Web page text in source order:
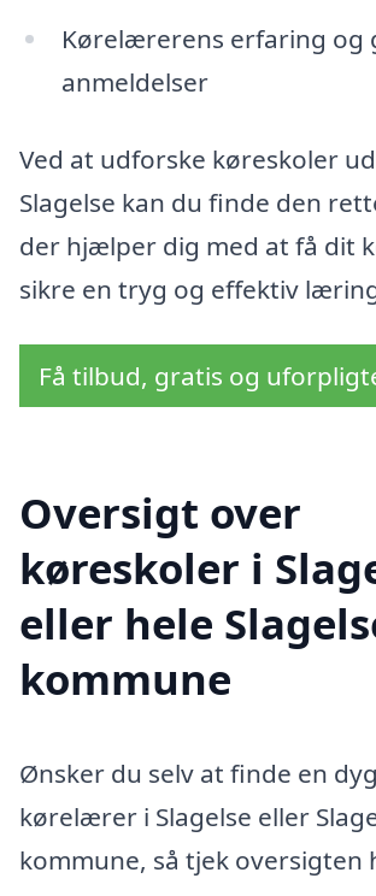
Kørelærerens erfaring og
anmeldelser
Ved at udforske køreskoler
Slagelse kan du finde den
der hjælper dig med at få dit
sikre en tryg og effektiv
Få tilbud, gratis og
Oversigt over
køreskoler i
eller hele
kommune
Ønsker du selv at finde en
kørelærer i Slagelse eller
kommune, så tjek oversigten